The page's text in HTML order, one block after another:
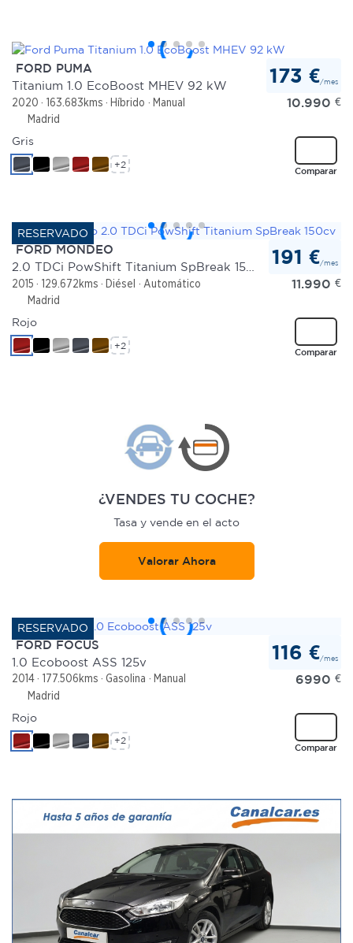
FORD PUMA
Titanium 1.0 EcoBoost MHEV 92 kW
2020 163.683kms Híbrido
Manual
Madrid
173 €/mes
10.990 €
Comparar
Gris
+2
FORD MONDEO
2015 129.672kms Diésel
Automático
Madrid
191 €/mes
11.990 €
Comparar
Rojo
+2
¿VENDES TU COCHE?
Tasa y vende en el acto
Valorar Ahora
FORD FOCUS
1.0 Ecoboost ASS 125v
2014 177.506kms Gasolina
Manual
Madrid
116 €/mes
6990 €
Comparar
Rojo
+2